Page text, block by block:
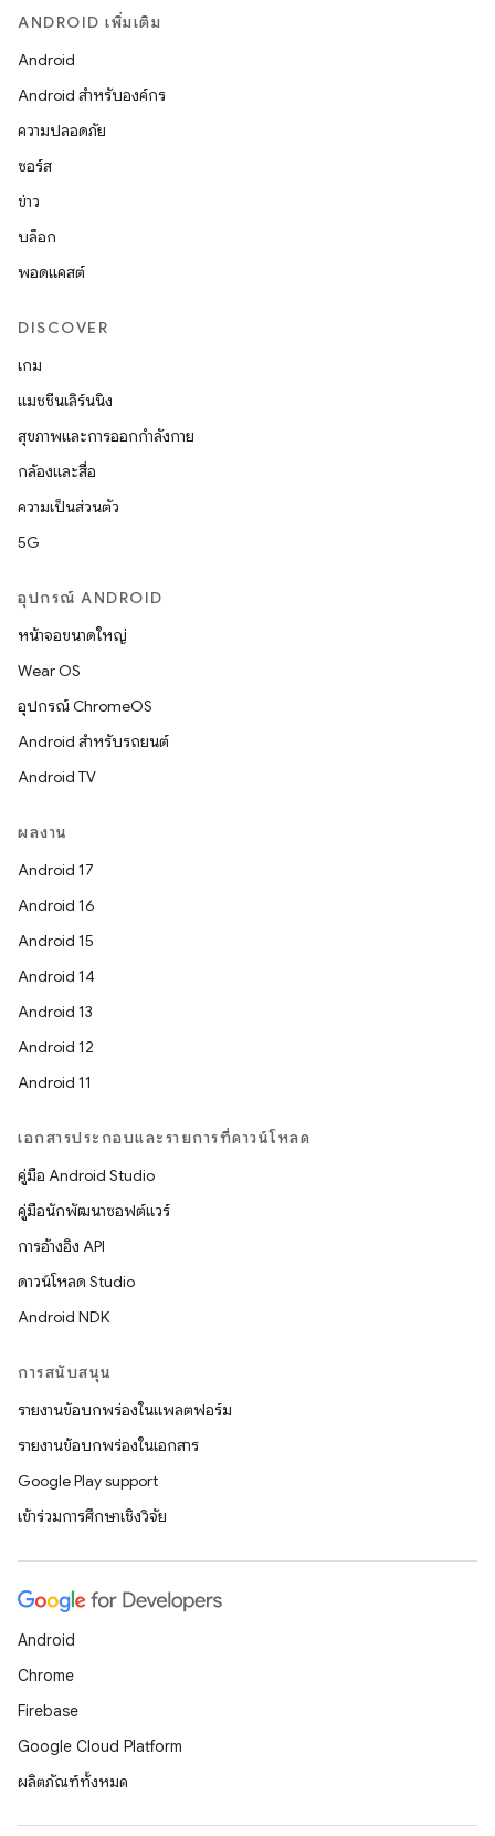
ANDROID เพิ่มเติม
Android
Android สำหรับองค์กร
ความปลอดภัย
ซอร์ส
ข่าว
บล็อก
พอดแคสต์
DISCOVER
เกม
แมชชีนเลิร์นนิง
สุขภาพและการออกกำลังกาย
กล้องและสื่อ
ความเป็นส่วนตัว
5G
อุปกรณ์ ANDROID
หน้าจอขนาดใหญ่
Wear OS
อุปกรณ์ ChromeOS
Android สำหรับรถยนต์
Android TV
ผลงาน
Android 17
Android 16
Android 15
Android 14
Android 13
Android 12
Android 11
เอกสารประกอบและรายการที่ดาวน์โหลด
คู่มือ Android Studio
คู่มือนักพัฒนาซอฟต์แวร์
การอ้างอิง API
ดาวน์โหลด Studio
Android NDK
การสนับสนุน
รายงานข้อบกพร่องในแพลตฟอร์ม
รายงานข้อบกพร่องในเอกสาร
Google Play support
เข้าร่วมการศึกษาเชิงวิจัย
Android
Chrome
Firebase
Google Cloud Platform
ผลิตภัณฑ์ทั้งหมด